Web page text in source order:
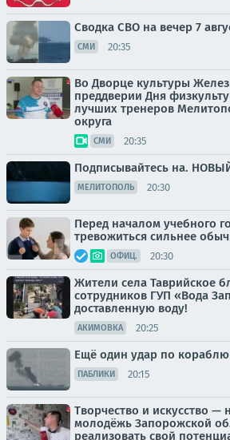
Сводка СВО на вечер 7
СМИ 20:35
Во Дворце культуры
преддверии Дня
лучших тренеров
округа
СМИ 20:35
Подписывайтесь на.
МЕЛИТОПОЛЬ 20:30
Перед началом учебного
тревожиться сильнее
ОФИЦ. 20:30
Жители села Таврийское
сотрудников ГУП «Вода
доставленную воду!
АКИМОВКА 20:25
Ещё один удар по кораблю
ПАБЛИКИ 20:15
Творчество и искусство —
молодёжь Запорожской
реализовать свой